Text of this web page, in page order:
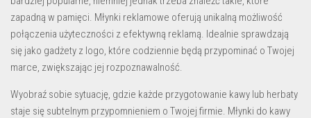
zapadną w pamięci. Młynki reklamowe oferują unikalną możliwość
połączenia użyteczności z efektywną reklamą. Idealnie sprawdzają
się jako gadżety z logo, które codziennie będą przypominać o Twojej
marce, zwiększając jej rozpoznawalność.
Wyobraź sobie sytuację, gdzie każde przygotowanie kawy lub herbaty
staje się subtelnym przypomnieniem o Twojej firmie. Młynki do kawy